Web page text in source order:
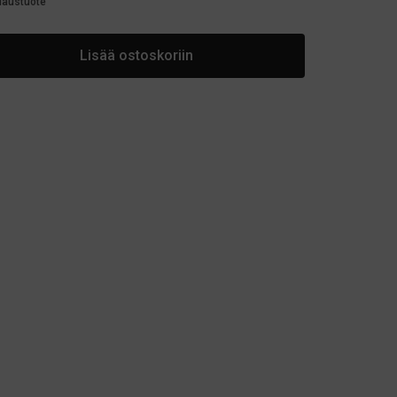
Lisää ostoskoriin